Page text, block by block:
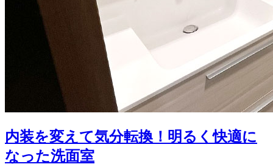
内装を変えて気分転換！明るく快適に
なった洗面室